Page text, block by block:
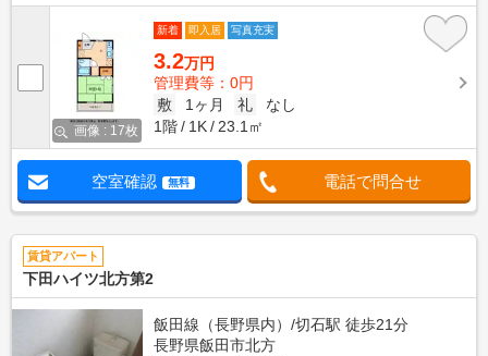
画像 : 17枚
新着 即入居 写真充実
3.2万円
管理費等：0円
敷
1ヶ月 礼
なし
1階
1K 23.1㎡
空室確認 無料 電話で問合せ
賃貸アパート
下田ハイツ北方第2
飯田線（長野県内）/切石駅 徒歩21分
長野県飯田市北方